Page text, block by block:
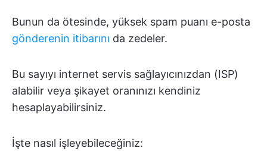
Bunun da ötesinde, yüksek spam puanı e-posta
gönderenin itibarını da zedeler.
Bu sayıyı internet servis sağlayıcınızdan (ISP)
alabilir veya şikayet oranınızı kendiniz
hesaplayabilirsiniz.
İşte nasıl işleyebileceğiniz: